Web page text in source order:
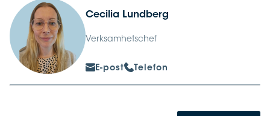
Cecilia Lundberg
Verksamhetschef
E-post Telefon